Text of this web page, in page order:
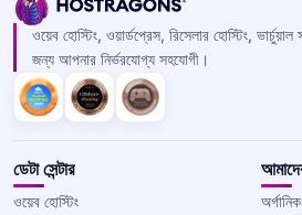
ওয়েব হোস্টিং, ওয়ার্ডপ্রেস, রিসেলার হোস্টিং, ভার্চুয়াল
জন্য আপনার নির্ভরযোগ্য সহযোগী।
ডেটা সেন্টার
ওয়েব হোস্টিং